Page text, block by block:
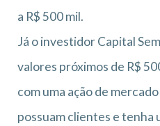
a R$ 500 mil.
Já o investidor Capital
valores próximos de R$
com uma ação de
possuam clientes e tenha